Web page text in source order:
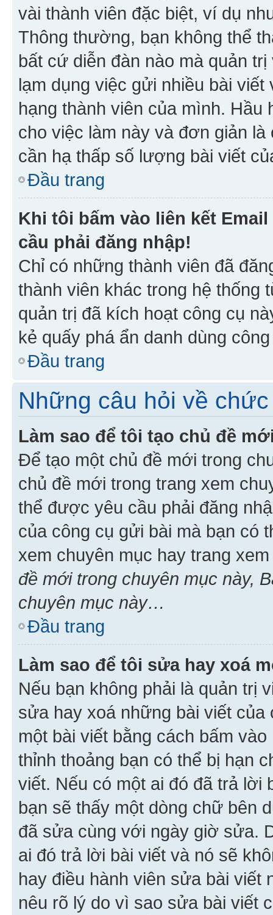
vài thành viên đặc biệt, ví dụ
Thông thường, bạn không thể
bất cứ diễn đàn nào mà quản
lạm dụng việc gửi nhiều bài
hạng thành viên của mình. Hầu
cho việc làm này và đơn giản
cần hạ thấp số lượng bài viết
Đầu trang
Khi tôi bấm vào liên kết
cầu phải đăng nhập!
Chỉ có những thành viên đã
thành viên khác trong hệ thống
quản trị đã kích hoạt công cụ
kẻ quấy phá ẩn danh dùng
Đầu trang
Những câu hỏi về
Làm sao để tôi tạo chủ đề
Để tạo một chủ đề mới trong
chủ đề mới trong trang xem
thể được yêu cầu phải đăng
của công cụ gửi bài mà bạn có
xem chuyên mục hay trang
đề mới trong chuyên mục này,
chuyên mục này…
Đầu trang
Làm sao để tôi sửa hay xoá
Nếu bạn không phải là quản trị
sửa hay xoá những bài viết
một bài viết bằng cách bấm
thỉnh thoảng bạn có thể bị hạn
viết. Nếu có một ai đó đã trả lời
bạn sẽ thấy một dòng chữ bên
đã sửa cùng với ngày giờ sửa.
ai đó trả lời bài viết và nó sẽ
hay điều hành viên sửa bài viết
nêu rõ lý do vì sao sửa bài viết